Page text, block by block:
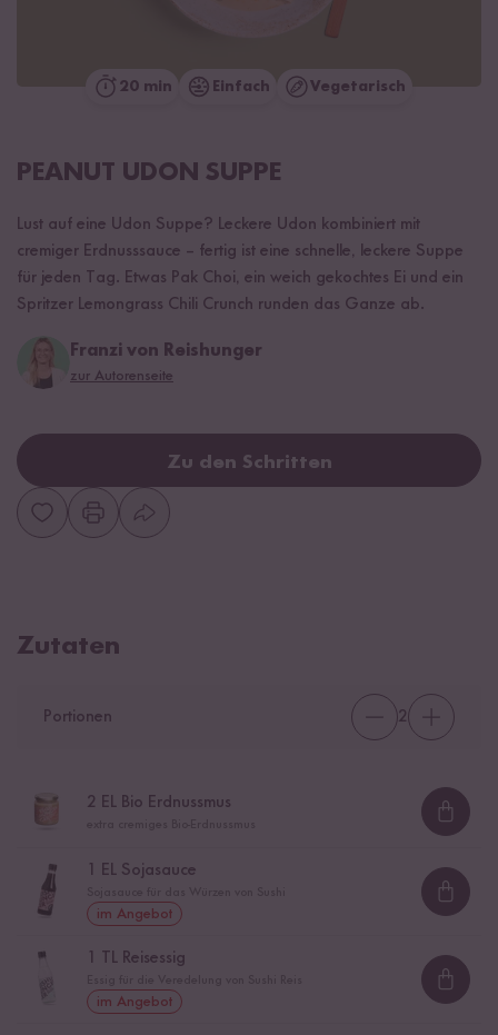
20 min Einfach Vegetarisch
PEANUT UDON SUPPE
Lust auf eine Udon Suppe? Leckere Udon kombiniert mit
cremiger Erdnusssauce – fertig ist eine schnelle, leckere Suppe
für jeden Tag. Etwas Pak Choi, ein weich gekochtes Ei und ein
Spritzer Lemongrass Chili Crunch runden das Ganze ab.
Franzi von Reishunger
zur Autorenseite
Zu den Schritten
Zutaten
Portionen 2
2 EL Bio Erdnussmus
1 EL Sojasauce
im Angebot
1 TL Reisessig
im Angebot